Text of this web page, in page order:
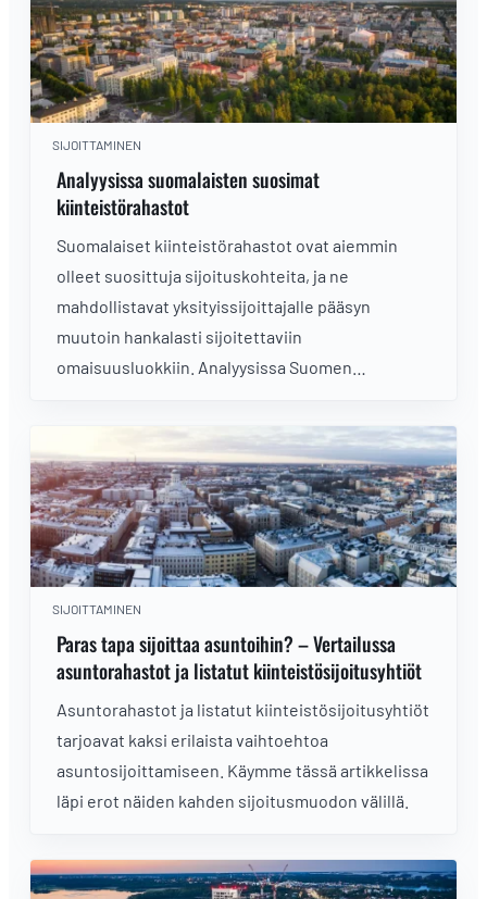
SIJOITTAMINEN
Analyysissa suomalaisten suosimat
kiinteistörahastot
Suomalaiset kiinteistörahastot ovat aiemmin
olleet suosittuja sijoituskohteita, ja ne
mahdollistavat yksityissijoittajalle pääsyn
muutoin hankalasti sijoitettaviin
omaisuusluokkiin. Analyysissa Suomen
SIJOITTAMINEN
Paras tapa sijoittaa asuntoihin? – Vertailussa
asuntorahastot ja listatut kiinteistösijoitusyhtiöt
Asuntorahastot ja listatut kiinteistösijoitusyhtiöt
tarjoavat kaksi erilaista vaihtoehtoa
asuntosijoittamiseen. Käymme tässä artikkelissa
läpi erot näiden kahden sijoitusmuodon välillä.